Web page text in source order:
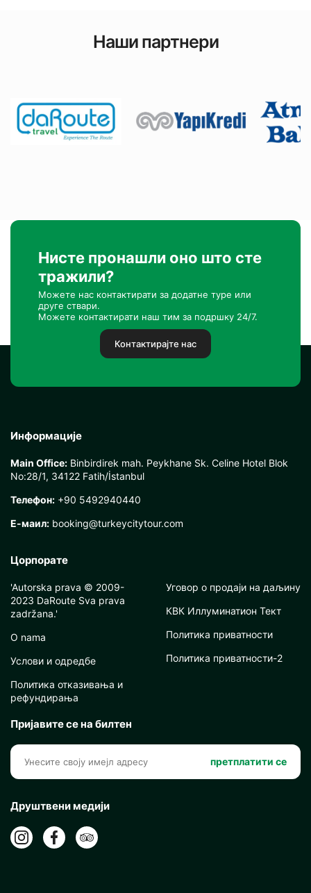
Наши партнери
Нисте пронашли оно што сте
тражили?
Можете нас контактирати за додатне туре или
друге ствари.
Можете контактирати наш тим за подршку 24/7.
Контактирајте нас
Информације
Main Office: Binbirdirek mah. Peykhane Sk. Celine Hotel Blok
No:28/1, 34122 Fatih/İstanbul
Телефон: +90 5492940440
Е-маил: booking@turkeycitytour.com
Цорпорате
'Autorska prava © 2009-
2023 DaRoute Sva prava
zadržana.'
O nama
Услови и одредбе
Политика отказивања и
рефундирања
Уговор о продаји на даљину
КВК Иллуминатион Тект
Политика приватности
Политика приватности-2
Пријавите се на билтен
претплатити се
Друштвени медији